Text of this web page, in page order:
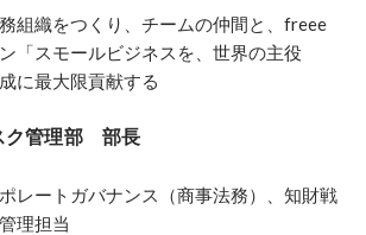
組織をつくり、チームの仲間と、freee
「スモールビジネスを、世界の主役
に最大限貢献する
管理部　部長
レートガバナンス（商事法務）、知財戦
理担当